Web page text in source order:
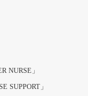
NURSE」
SUPPORT」